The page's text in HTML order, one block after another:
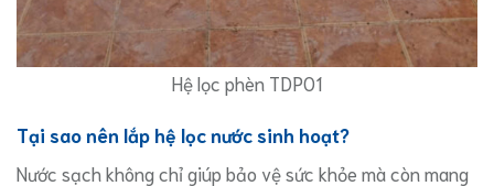
Hệ lọc phèn TDP01
Tại sao nên lắp hệ lọc nước sinh hoạt?
Nước sạch không chỉ giúp bảo vệ sức khỏe mà còn mang